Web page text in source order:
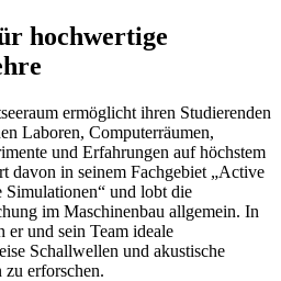
hochwertige
ermöglicht ihren Studierenden
Laboren, Computerräumen,
und Erfahrungen auf höchstem
davon in seinem Fachgebiet „Active
und lobt die
im Maschinenbau allgemein. In
er und sein Team ideale
Schallwellen und akustische
erforschen.